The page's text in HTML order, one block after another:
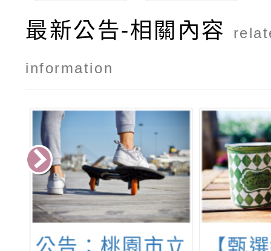
最新公告-相關內容
information
公告：桃園市立
【甄